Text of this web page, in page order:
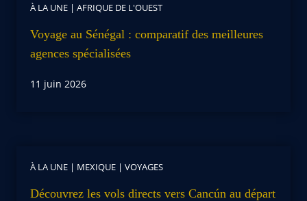
À LA UNE | AFRIQUE DE L'OUEST
Voyage au Sénégal : comparatif des meilleures
agences spécialisées
11 juin 2026
À LA UNE | MEXIQUE | VOYAGES
Découvrez les vols directs vers Cancún au départ